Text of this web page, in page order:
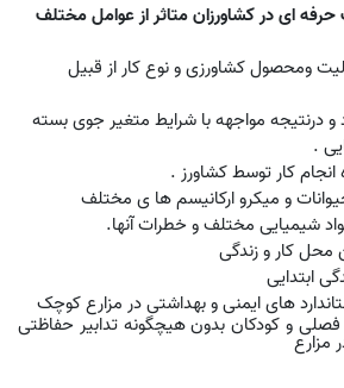
ای در کشاورزان متاثر از عوامل مختلف
ومحصول کشاورزی و نوع کار از قبیل
و درنتیجه مواجهه با شرایط متغیر جوی بسته
.
فصلی و کودکان بدون هیچگونه تدابیر حفاظتی
مزارع